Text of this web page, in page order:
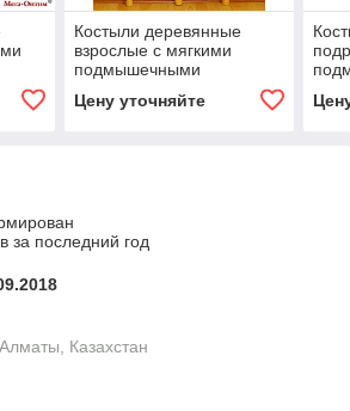
Костыли деревянные
взрослые с мягкими
подмышечными
накладками и ручками с
УПС "Антилёд"
Цену уточняйте
УПС
за последний год
Казахстан